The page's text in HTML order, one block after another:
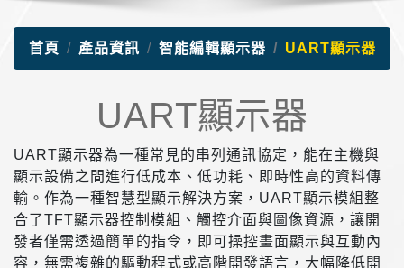
首頁 產品資訊 智能編輯顯示器 UART顯示器
UART顯示器
UART顯示器為一種常見的串列通訊協定，能在主機與
顯示設備之間進行低成本、低功耗、即時性高的資料傳
輸。作為一種智慧型顯示解決方案，UART顯示模組整
合了TFT顯示器控制模組、觸控介面與圖像資源，讓開
發者僅需透過簡單的指令，即可操控畫面顯示與互動內
容，無需複雜的驅動程式或高階開發語言，大幅降低開